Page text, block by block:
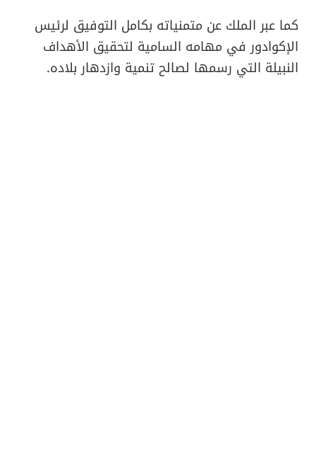
كما عبر الملك عن متمنياته بكامل التوفيق لرئيس
الإكوادور في مهامه السامية لتحقيق الأهداف
النبيلة التي رسمها لصالح تنمية وازدهار بلاده.